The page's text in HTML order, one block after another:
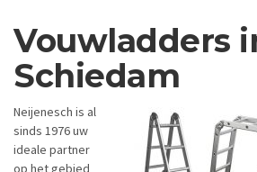
Vouwladders
Schiedam
Neijenesch is al
sinds 1976 uw
ideale partner
op het gebied